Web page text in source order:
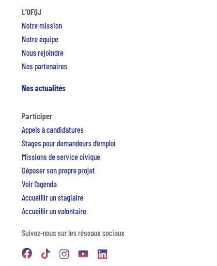
L’OFQJ
Notre mission
Notre équipe
Nous rejoindre
Nos partenaires
Nos actualités
Participer
Appels à candidatures
Stages pour demandeurs d’emploi
Missions de service civique
Déposer son propre projet
Voir l’agenda
Accueillir un stagiaire
Accueillir un volontaire
Suivez-nous sur les réseaux sociaux